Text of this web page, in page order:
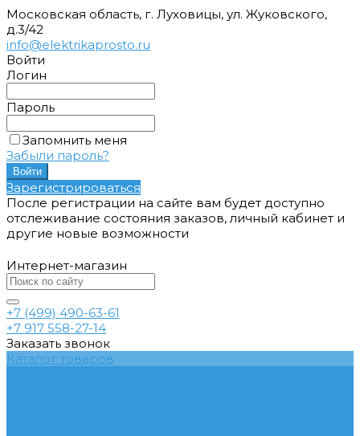
Московская область, г. Луховицы, ул. Жуковского,
д.3/42
info@elektrikaprosto.ru
Войти
Логин
Пароль
Запомнить меня
Забыли пароль?
Зарегистрироваться
После регистрации на сайте вам будет доступно
отслеживание состояния заказов, личный кабинет и
другие новые возможности
Интернет-магазин
+7 (499) 490-63-61
+7 917 558-27-14
Заказать звонок
Каталог товаров